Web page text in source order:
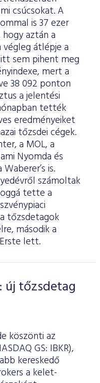
csúcsokat. A
is 37 ezer
aztán a
átlépje a
sem pihent meg
mert a
38 092 ponton
a jelentési
tették
eredményeiket
tőzsdei cégek.
a MOL, a
Nyomda és
is.
számoltak
tette a
tőzsdetagok
második a
lett.
új tőzsdetag
köszönti az
GS: IBKR),
kereskedő
a kelet-